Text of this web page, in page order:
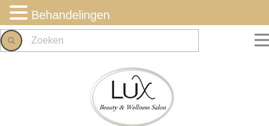
Behandelingen